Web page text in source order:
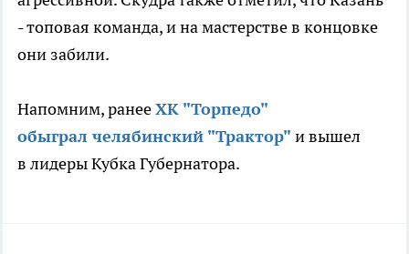
- топовая команда, и на мастерстве в концовке
они забили.
Напомним, ранееХК "Торпедо"
обыграл челябинский "Трактор" и вышел
в лидеры Кубка Губернатора.